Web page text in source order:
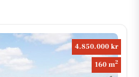
4.850.000 kr
160 m2